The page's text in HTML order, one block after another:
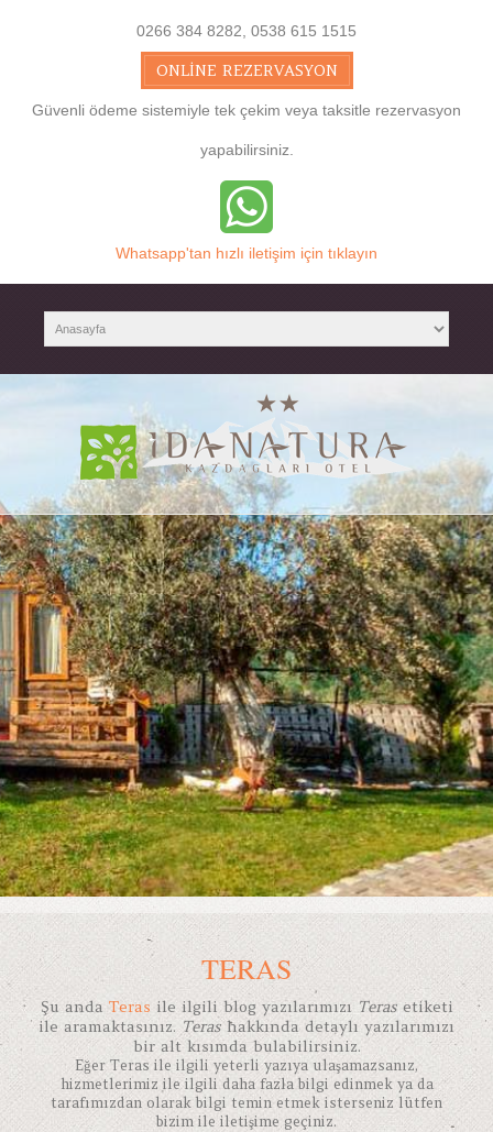
0266 384 8282, 0538 615 1515
ONLINE REZERVASYON
Güvenli ödeme sistemiyle tek çekim veya taksitle rezervasyon
yapabilirsiniz.
Whatsapp'tan hızlı iletişim için tıklayın
TERAS
Şu anda Teras ile ilgili blog yazılarımızı Terasetiketi
ile aramaktasınız. Terashakkında detaylı yazılarımızı
bir alt kısımda bulabilirsiniz.
Eğer Teras ile ilgili yeterli yazıya ulaşamazsanız,
hizmetlerimiz ile ilgili daha fazla bilgi edinmek ya da
tarafımızdan olarak bilgi temin etmek isterseniz lütfen
bizim ile iletişime geçiniz.